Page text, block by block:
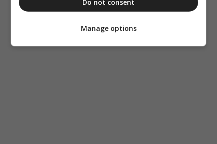
Do not consent
Manage options